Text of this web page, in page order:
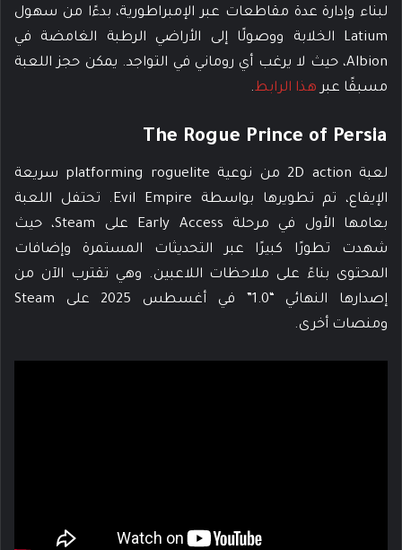
لبناء وإدارة عدة مقاطعات عبر الإمبراطورية، بدءًا من سهول
Latium الخلابة ووصولًا إلى الأراضي الرطبة الغامضة في
Albion، حيث لا يرغب أي روماني في التواجد. يمكن حجز اللعبة
مسبقًا عبر هذا الرابط.
The Rogue Prince of Persia
لعبة 2D action من نوعية platforming roguelite سريعة
الإيقاع، تم تطويرها بواسطة Evil Empire. تحتفل اللعبة
بعامها الأول في مرحلة Early Access على Steam، حيث
شهدت تطورًا كبيرًا عبر التحديثات المستمرة وإضافات
المحتوى بناءً على ملاحظات اللاعبين. وهي تقترب الآن من
إصدارها النهائي “1.0” في أغسطس 2025 على Steam
ومنصات أخرى.